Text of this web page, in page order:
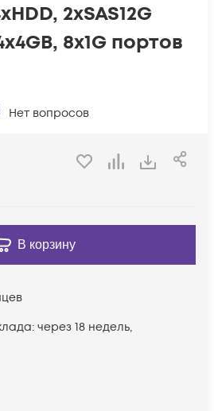
2xSAS12G
8x1G портов
Нет вопросов
В корзину
через 18 недель,